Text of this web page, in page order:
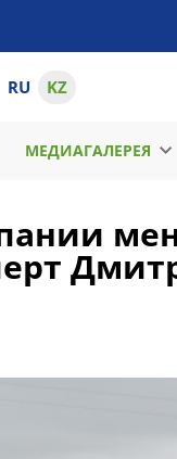
RU KZ
МЕДИАГАЛЕРЕЯ